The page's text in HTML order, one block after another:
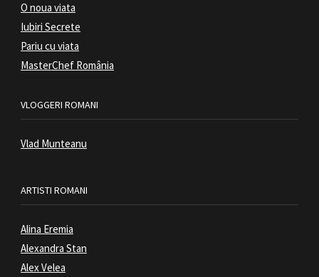
O noua viata
Iubiri Secrete
Pariu cu viata
MasterChef România
VLOGGERI ROMANI
Vlad Munteanu
ARTISTI ROMANI
Alina Eremia
Alexandra Stan
Alex Velea